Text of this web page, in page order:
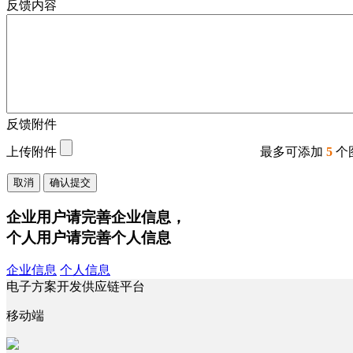
反馈内容
反馈附件
上传附件 最多可添加 5 个
取消 确认提交
企业用户请完善企业信息，
个人用户请完善个人信息
企业信息 个人信息
电子方案开发供应链平台
移动端